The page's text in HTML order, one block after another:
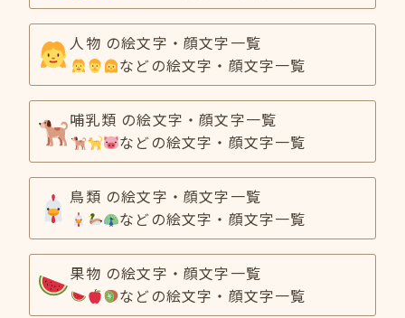
人物 の絵文字・顔文字一覧
などの絵文字・顔文字一覧
哺乳類 の絵文字・顔文字一覧
などの絵文字・顔文字一覧
鳥類 の絵文字・顔文字一覧
などの絵文字・顔文字一覧
果物 の絵文字・顔文字一覧
などの絵文字・顔文字一覧